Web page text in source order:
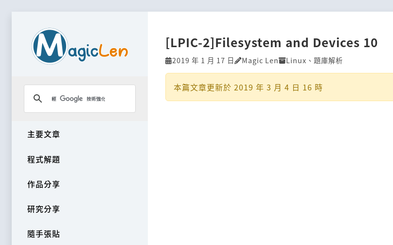
主要文章
程式解題
作品分享
研究分享
隨手張貼
[LPIC-2]Filesystem and Devices 10
2019 年 1 月 17 日 Magic Len Linux 、 題庫解析
本篇文章更新於 2019 年 3 月 4 日 16 時